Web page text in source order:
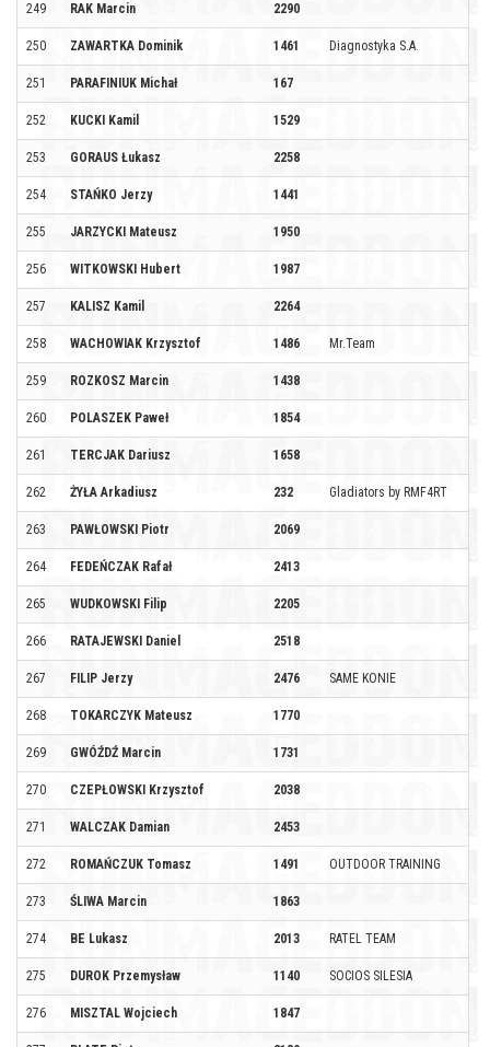
249 RAK Marcin 2290
250 ZAWARTKA Dominik 1461 Diagnostyka S.A.
251 PARAFINIUK Michał 167
252 KUCKI Kamil 1529
253 GORAUS Łukasz 2258
254 STAŃKO Jerzy 1441
255 JARZYCKI Mateusz 1950
256 WITKOWSKI Hubert 1987
257 KALISZ Kamil 2264
258 WACHOWIAK Krzysztof 1486 Mr.Team
259 ROZKOSZ Marcin 1438
260 POLASZEK Paweł 1854
261 TERCJAK Dariusz 1658
262 ŻYŁA Arkadiusz 232 Gladiators by RMF4RT
263 PAWŁOWSKI Piotr 2069
264 FEDEŃCZAK Rafał 2413
265 WUDKOWSKI Filip 2205
266 RATAJEWSKI Daniel 2518
267 FILIP Jerzy 2476 SAME KONIE
268 TOKARCZYK Mateusz 1770
269 GWÓŹDŹ Marcin 1731
270 CZEPŁOWSKI Krzysztof 2038
271 WALCZAK Damian 2453
272 ROMAŃCZUK Tomasz 1491 OUTDOOR TRAINING
273 ŚLIWA Marcin 1863
274 BE Lukasz 2013 RATEL TEAM
275 DUROK Przemysław 1140 SOCIOS SILESIA
276 MISZTAL Wojciech 1847